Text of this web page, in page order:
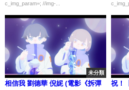
c_img_param=; //img-...
未分類
相信我 劉德華 倪妮 (電影《拆彈
祝！